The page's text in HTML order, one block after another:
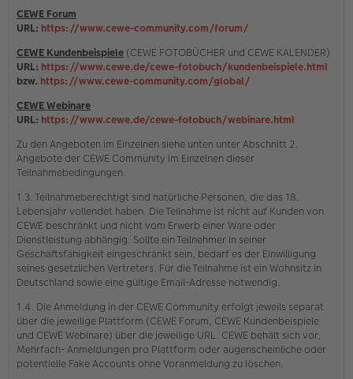
CEWE Forum
URL: https://www.cewe-community.com/forum/
CEWE Kundenbeispiele (CEWE FOTOBÜCHER und CEWE KALENDER)
URL: https://www.cewe.de/cewe-fotobuch/kundenbeispiele.html
bzw. https://www.cewe-community.com/global/
CEWE Webinare
URL: https://www.cewe.de/cewe-fotobuch/webinare.html
Zu den Angeboten im Einzelnen siehe unten unter Abschnitt 2.
Angebote der CEWE Community im Einzelnen dieser
Teilnahmebedingungen.
1.3. Teilnahmeberechtigt sind natürliche Personen, die das 18.
Lebensjahr vollendet haben. Die Teilnahme ist nicht auf Kunden von
CEWE beschränkt und nicht vom Erwerb einer Ware oder
Dienstleistung abhängig. Sollte ein Teilnehmer in seiner
Geschäftsfähigkeit eingeschränkt sein, bedarf es der Einwilligung
seines gesetzlichen Vertreters. Für die Teilnahme ist ein Wohnsitz in
Deutschland sowie eine gültige Email-Adresse notwendig.
1.4. Die Anmeldung in der CEWE Community erfolgt jeweils separat
über die jeweilige Plattform (CEWE Forum, CEWE Kundenbeispiele
und CEWE Webinare) über die jeweilige URL. CEWE behält sich vor,
Mehrfach- Anmeldungen pro Plattform oder augenscheinliche oder
potentielle Fake Accounts ohne Voranmeldung zu löschen.